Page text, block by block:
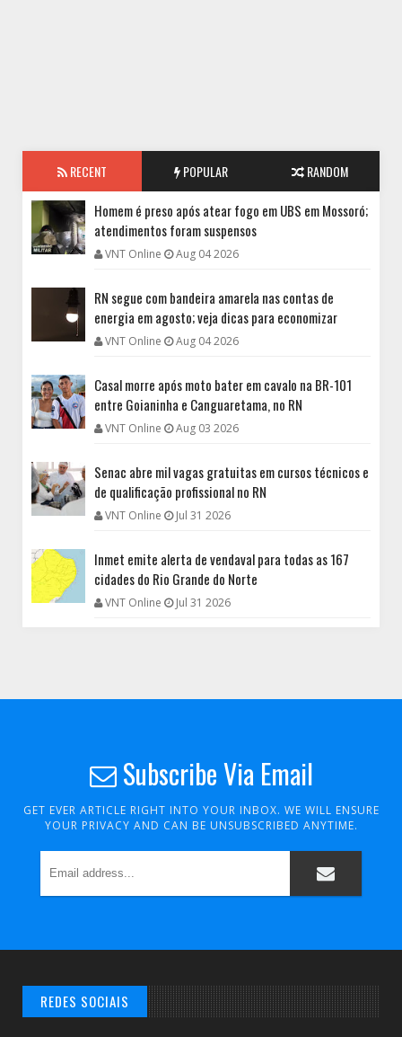
RECENT POPULAR RANDOM
Homem é preso após atear fogo em UBS em Mossoró;
atendimentos foram suspensos
VNT Online Aug 04 2026
RN segue com bandeira amarela nas contas de
energia em agosto; veja dicas para economizar
VNT Online Aug 04 2026
Casal morre após moto bater em cavalo na BR-101
entre Goianinha e Canguaretama, no RN
VNT Online Aug 03 2026
Senac abre mil vagas gratuitas em cursos técnicos e
de qualificação profissional no RN
VNT Online Jul 31 2026
Inmet emite alerta de vendaval para todas as 167
cidades do Rio Grande do Norte
VNT Online Jul 31 2026
Subscribe Via Email
GET EVER ARTICLE RIGHT INTO YOUR INBOX. WE WILL ENSURE
YOUR PRIVACY AND CAN BE UNSUBSCRIBED ANYTIME.
REDES SOCIAIS